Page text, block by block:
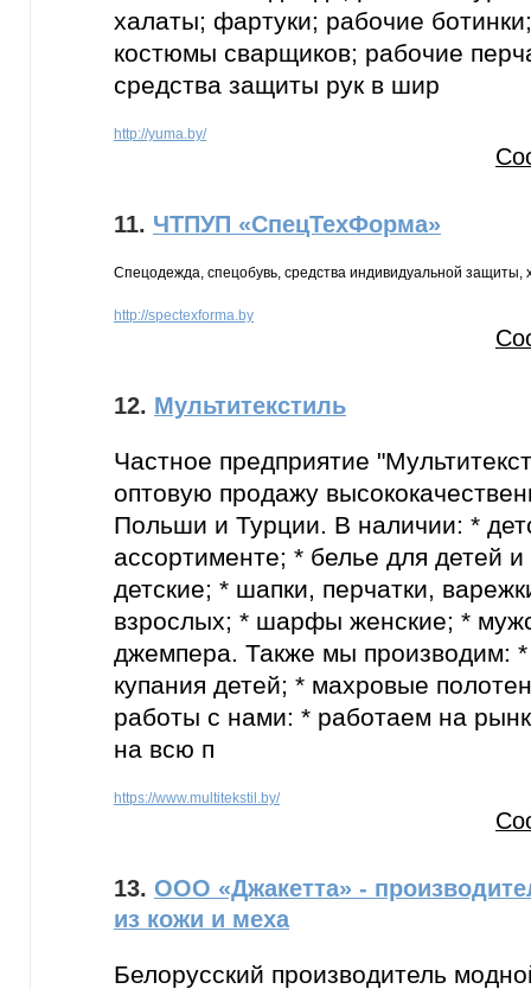
халаты; фартуки; рабочие
костюмы сварщиков; рабочие
средства защиты рук в шир
http://yuma.by/
11. ЧТПУП «СпецТехФорма»
Спецодежда, спецобувь, средства индивидуальной защиты,
http://spectexforma.by
12. Мультитекстиль
Частное предприятие
оптовую продажу
Польши и Турции. В наличии: *
ассортименте; * белье для детей
детские; * шапки, перчатки,
взрослых; * шарфы женские; *
джемпера. Также мы производим:
купания детей; * махровые
работы с нами: * работаем на
на всю п
https://www.multitekstil.by/
13. ООО «Джакетта» -
из кожи и меха
Белорусский производитель